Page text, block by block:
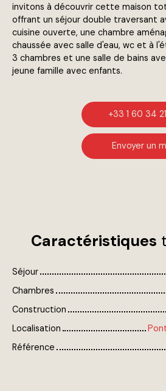
invitons à découvrir cette maison
offrant un séjour double traversant
cuisine ouverte, une chambre
chaussée avec salle d'eau, wc et à
3 chambres et une salle de bains
jeune famille avec enfants.
+33 1 60 34
Envoyer un
Caractéristiques
Séjour
Chambres
Construction
Localisation
Référence